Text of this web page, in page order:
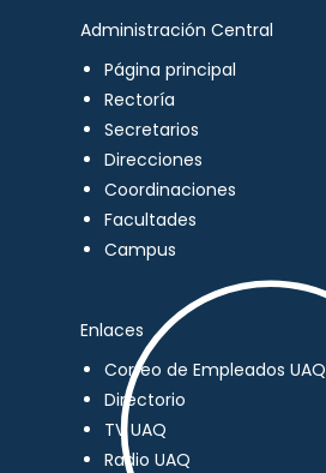
Administración Central
Página principal
Rectoría
Secretarios
Direcciones
Coordinaciones
Facultades
Campus
Enlaces
Correo de Empleados UAQ
Directorio
TV UAQ
Radio UAQ